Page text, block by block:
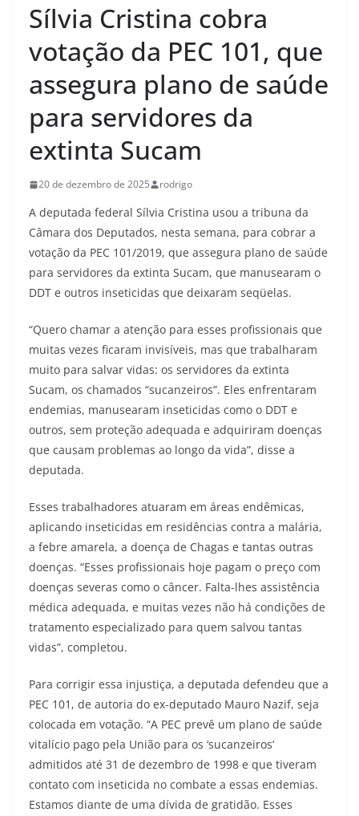
Sílvia Cristina cobra
votação da PEC 101, que
assegura plano de saúde
para servidores da
extinta Sucam
20 de dezembro de 2025 rodrigo
A deputada federal Sílvia Cristina usou a tribuna da
Câmara dos Deputados, nesta semana, para cobrar a
votação da PEC 101/2019, que assegura plano de saúde
para servidores da extinta Sucam, que manusearam o
DDT e outros inseticidas que deixaram seqüelas.
“Quero chamar a atenção para esses profissionais que
muitas vezes ficaram invisíveis, mas que trabalharam
muito para salvar vidas: os servidores da extinta
Sucam, os chamados “sucanzeiros”. Eles enfrentaram
endemias, manusearam inseticidas como o DDT e
outros, sem proteção adequada e adquiriram doenças
que causam problemas ao longo da vida”, disse a
deputada.
Esses trabalhadores atuaram em áreas endêmicas,
aplicando inseticidas em residências contra a malária,
a febre amarela, a doença de Chagas e tantas outras
doenças. “Esses profissionais hoje pagam o preço com
doenças severas como o câncer. Falta-lhes assistência
médica adequada, e muitas vezes não há condições de
tratamento especializado para quem salvou tantas
vidas”, completou.
Para corrigir essa injustiça, a deputada defendeu que a
PEC 101, de autoria do ex-deputado Mauro Nazif, seja
colocada em votação. “A PEC prevê um plano de saúde
vitalício pago pela União para os ‘sucanzeiros’
admitidos até 31 de dezembro de 1998 e que tiveram
contato com inseticida no combate a essas endemias.
Estamos diante de uma dívida de gratidão. Esses